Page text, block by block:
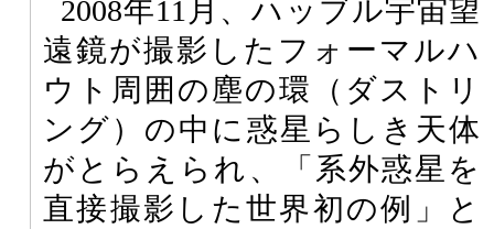
2008年11月、ハッブル宇宙望
遠鏡が撮影したフォーマルハ
ウト周囲の塵の環（ダストリ
ング）の中に惑星らしき天体
がとらえられ、「系外惑星を
直接撮影した世界初の例」と